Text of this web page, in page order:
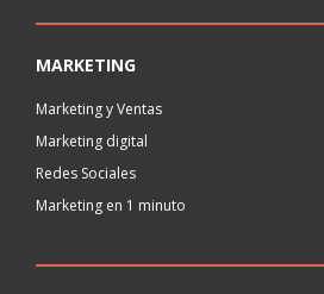
MARKETING
Marketing y Ventas
Marketing digital
Redes Sociales
Marketing en 1 minuto